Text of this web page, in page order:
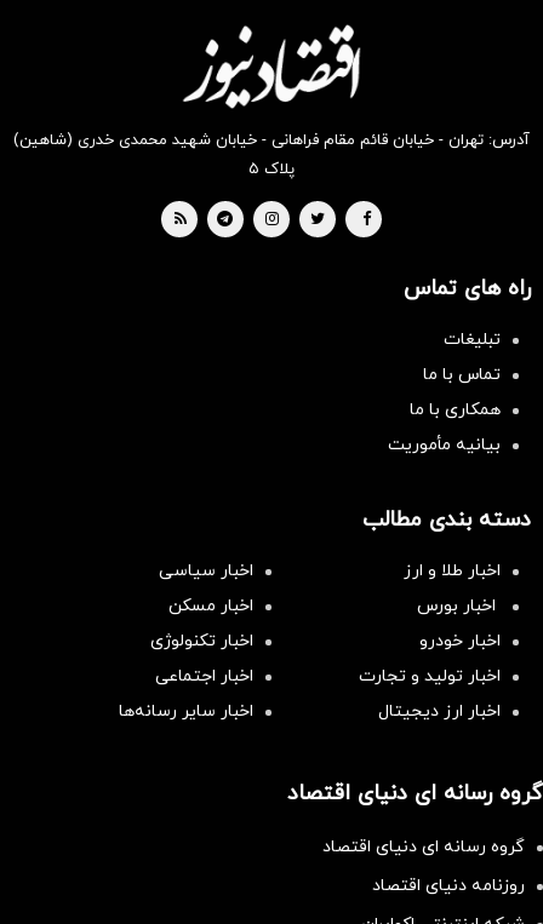
بخر !
بخر !
آدرس: تهران - خیابان قائم مقام فراهانی - خیابان شهید محمدی خدری (شاهین)
پلاک ۵
راه های تماس
تبلیغات
تماس با ما
همکاری با ما
بیانیه مأموریت
دسته بندی مطالب
اخبار طلا و ارز
اخبار سیاسی
اخبار بورس
اخبار مسکن
اخبار خودرو
اخبار تکنولوژی
اخبار تولید و تجارت
اخبار اجتماعی
اخبار ارز دیجیتال
اخبار سایر رسانه‌‌ها
گروه رسانه ای دنیای اقتصاد
گروه رسانه ای دنیای اقتصاد
روزنامه دنیای اقتصاد